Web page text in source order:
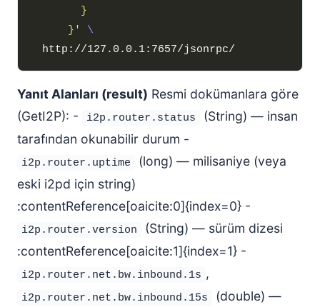
      }'
Yanıt Alanları (result) Resmi dokümanlara göre
(GetI2P): -
i2p.router.status
(String) — insan
tarafından okunabilir durum -
i2p.router.uptime
(long) — milisaniye (veya
eski i2pd için string)
:contentReference[oaicite:0]{index=0} -
i2p.router.version
(String) — sürüm dizesi
:contentReference[oaicite:1]{index=1} -
i2p.router.net.bw.inbound.1s ,
i2p.router.net.bw.inbound.15s
(double) —